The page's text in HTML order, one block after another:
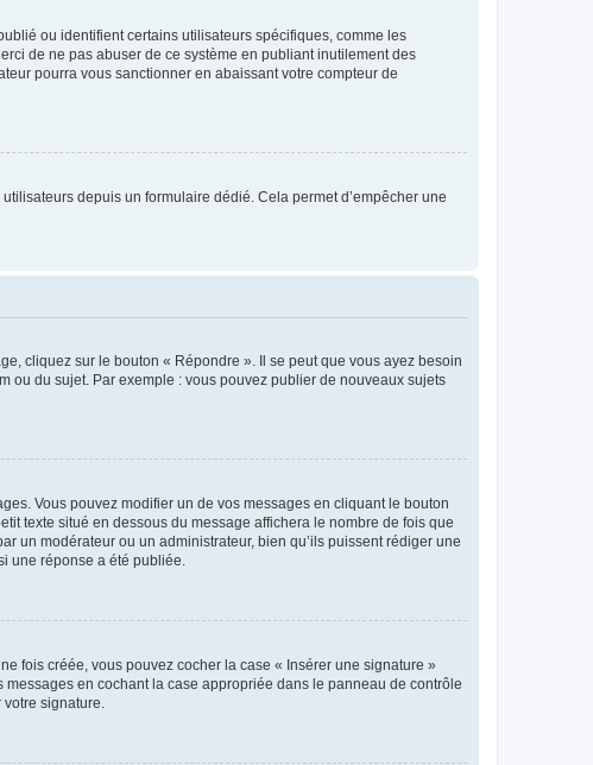
ou identifient certains utilisateurs spécifiques, comme les
de ne pas abuser de ce système en publiant inutilement des
pourra vous sanctionner en abaissant votre compteur de
depuis un formulaire dédié. Cela permet d’empêcher une
cliquez sur le bouton « Répondre ». Il se peut que vous ayez besoin
ou du sujet. Par exemple : vous pouvez publier de nouveaux sujets
Vous pouvez modifier un de vos messages en cliquant le bouton
texte situé en dessous du message affichera le nombre de fois que
un modérateur ou un administrateur, bien qu’ils puissent rédiger une
une réponse a été publiée.
fois créée, vous pouvez cocher la case « Insérer une signature »
en cochant la case appropriée dans le panneau de contrôle
signature.